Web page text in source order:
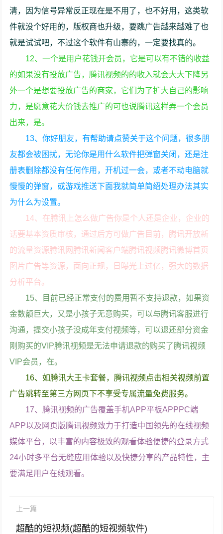
清，因为信号异常反正现在是不用了，也不好用，这类软
件就没个好用的，版权商也升级，要跳广告越来越难了也
就是试试吧，不过这个软件有山寨的，一定要找真的。
12、一个是用户花钱开会员，它是可以有不错的收益
的如果没有投放广告，腾讯视频的的收入就会大大下降另
外一个是想要投放广告的商家，它们为了扩大自己的影响
力，是愿意花大价钱去推广的可也说腾讯这样弄一个会员
出来，是。
13、你好朋友，有帮助请点赞关于这个问题，很多朋
友都会被困扰，无论你是用什么软件把弹窗关闭，还是注
册表删除都没有任何作用，开机过一会，或者不动电脑就
慢慢的弹窗，或游戏推送下面我就简单简绍处理办法其实
为什么为设置。
14、在腾讯上怎么做广告你是个人还是企业，企业的
话要基本资质审核，通过后方可做广告目前，腾讯开放新
的流量资源腾讯网腾讯新闻客户端腾讯视频腾讯微博首页
图片广告等资源，面向正规，日曝光上过亿，强大的数据
分析平台。
15、目前已经正常支付的费用暂不支持退款，如果资
金数额巨大，又是小孩子无意购买，可以与腾讯客服进行
沟通，提交小孩子没成年支付视频等，可以退还部分资金
刚购买的VIP腾讯视频是无法申请退款的购买了腾讯视频
VIP会员，在。
16、如腾讯大王卡套餐，腾讯视频点击相关视频前置
广告跳转至第三方网页下不享受专属流量免费服务。
17、腾讯视频的广告覆盖手机APP平板APPPC端
APP以及网页版腾讯视频致力于打造中国领先的在线视频
媒体平台，以丰富的内容极致的观看体验便捷的登录方式
24小时多平台无缝应用体验以及快捷分享的产品特性，主
要满足用户在线观看。
上一篇
超酷的短视频(超酷的短视频软件)